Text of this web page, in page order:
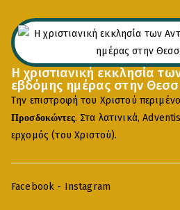
Η χριστιανική εκκλησία
εβδόμης ημέρας στην
Την επιστροφή του Χριστού
Προσδοκώντες. Στα λατινικά,
ερχομός (του Χριστού).
Facebook - Instagram